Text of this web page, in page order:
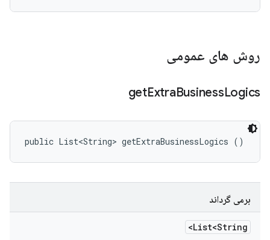
روش های عمومی
getExtraBusinessLogics
public List<String> getExtraBusinessLogics ()
برمی گرداند
List<String>